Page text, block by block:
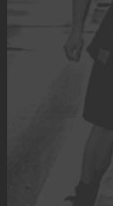
Stefano
aperto,